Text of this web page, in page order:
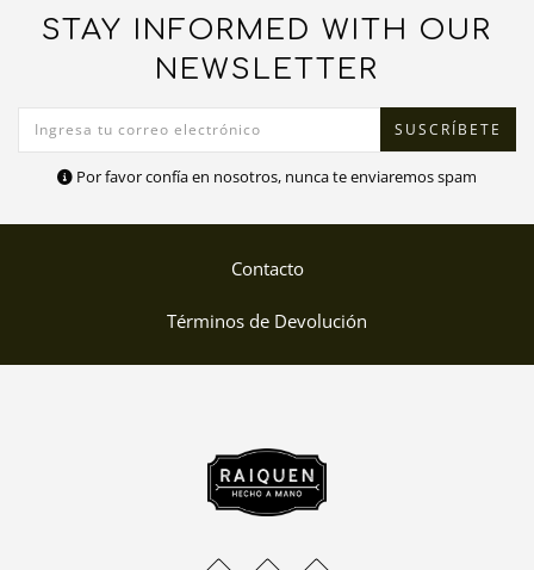
STAY INFORMED WITH OUR
NEWSLETTER
Por favor confía en nosotros, nunca te enviaremos spam
Contacto
Términos de Devolución